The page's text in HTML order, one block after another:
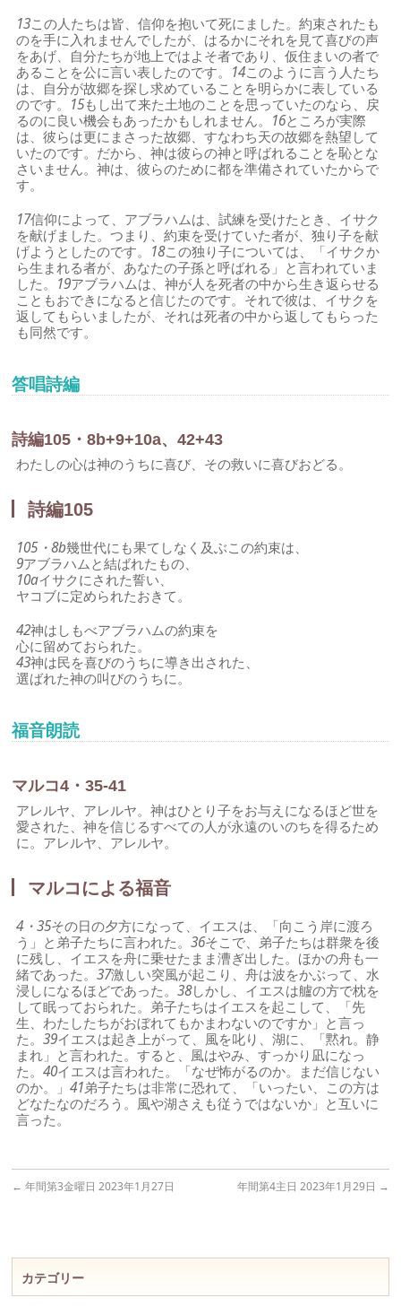
13この人たちは皆、信仰を抱いて死にました。約束されたも
のを手に入れませんでしたが、はるかにそれを見て喜びの声
をあげ、自分たちが地上ではよそ者であり、仮住まいの者で
あることを公に言い表したのです。 14このように言う人たち
は、自分が故郷を探し求めていることを明らかに表している
のです。 15もし出て来た土地のことを思っていたのなら、戻
るのに良い機会もあったかもしれません。 16ところが実際
は、彼らは更にまさった故郷、すなわち天の故郷を熱望して
いたのです。だから、神は彼らの神と呼ばれることを恥とな
さいません。神は、彼らのために都を準備されていたからで
す。
17信仰によって、アブラハムは、試練を受けたとき、イサク
を献げました。つまり、約束を受けていた者が、独り子を献
げようとしたのです。 18この独り子については、「イサクか
ら生まれる者が、あなたの子孫と呼ばれる」と言われていま
した。 19アブラハムは、神が人を死者の中から生き返らせる
こともおできになると信じたのです。それで彼は、イサクを
返してもらいましたが、それは死者の中から返してもらった
も同然です。
答唱詩編
詩編105・8b+9+10a、42+43
わたしの心は神のうちに喜び、その救いに喜びおどる。
詩編105
105・8b幾世代にも果てしなく及ぶこの約束は、
9アブラハムと結ばれたもの、
10aイサクにされた誓い、
ヤコブに定められたおきて。
42神はしもべアブラハムの約束を
心に留めておられた。
43神は民を喜びのうちに導き出された、
選ばれた神の叫びのうちに。
福音朗読
マルコ4・35-41
アレルヤ、アレルヤ。神はひとり子をお与えになるほど世を
愛された、神を信じるすべての人が永遠のいのちを得るため
に。アレルヤ、アレルヤ。
マルコによる福音
4・35その日の夕方になって、イエスは、「向こう岸に渡ろ
う」と弟子たちに言われた。36そこで、弟子たちは群衆を後
に残し、イエスを舟に乗せたまま漕ぎ出した。ほかの舟も一
緒であった。37激しい突風が起こり、舟は波をかぶって、水
浸しになるほどであった。38しかし、イエスは艫の方で枕を
して眠っておられた。弟子たちはイエスを起こして、「先
生、わたしたちがおぼれてもかまわないのですか」と言っ
た。39イエスは起き上がって、風を叱り、湖に、「黙れ。静
まれ」と言われた。すると、風はやみ、すっかり凪になっ
た。40イエスは言われた。「なぜ怖がるのか。まだ信じない
のか。」41弟子たちは非常に恐れて、「いったい、この方は
どなたなのだろう。風や湖さえも従うではないか」と互いに
言った。
← 年間第3金曜日 2023年1月27日 年間第4主日 2023年1月29日 →
カテゴリー